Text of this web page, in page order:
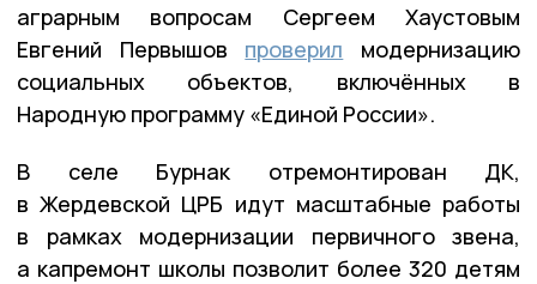
аграрным вопросам Сергеем Хаустовым
Евгений Первышов проверил модернизацию
социальных объектов, включённых в
Народную программу «Единой России».
В селе Бурнак отремонтирован ДК,
в Жердевской ЦРБ идут масштабные работы
в рамках модернизации первичного звена,
а капремонт школы позволит более 320 детям